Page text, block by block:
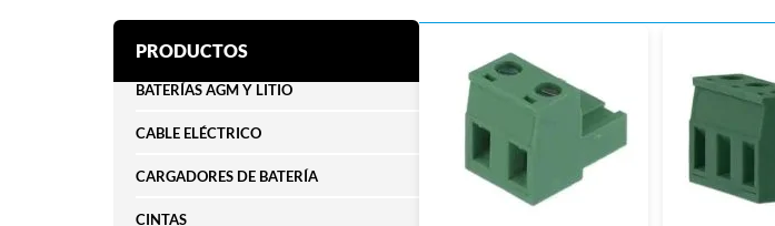
PRODUCTOS
BATERÍAS AGM Y LITIO
CABLE ELÉCTRICO
CARGADORES DE BATERÍA
CINTAS